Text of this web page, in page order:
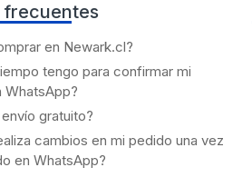
frecuentes
en Newark.cl?
tengo para confirmar mi
WhatsApp?
gratuito?
cambios en mi pedido una vez
en WhatsApp?